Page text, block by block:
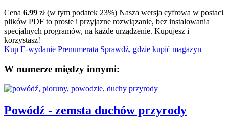
Cena 6.99 zł (w tym podatek 23%) Nasza wersja cyfrowa w postaci
plików PDF to proste i przyjazne rozwiązanie, bez instalowania
specjalnych programów, na każde urządzenie. Kupujesz i
korzystasz!
Kup E-wydanie Prenumerata Sprawdź, gdzie kupić magazyn
W numerze między innymi:
Powódź - zemsta duchów przyrody